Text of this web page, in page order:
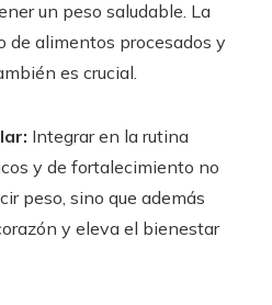
un peso saludable. La
de alimentos procesados y
es crucial.
Integrar en la rutina
y de fortalecimiento no
peso, sino que además
y eleva el bienestar